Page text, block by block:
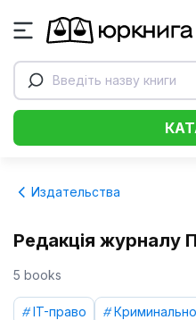
Введіть назву книги
Издательства
Редакція журналу
5 books
IT-право